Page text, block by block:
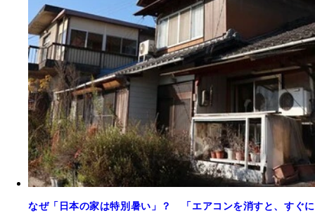
なぜ「日本の家は特別暑い」？ 「エアコンを消すと、すぐに